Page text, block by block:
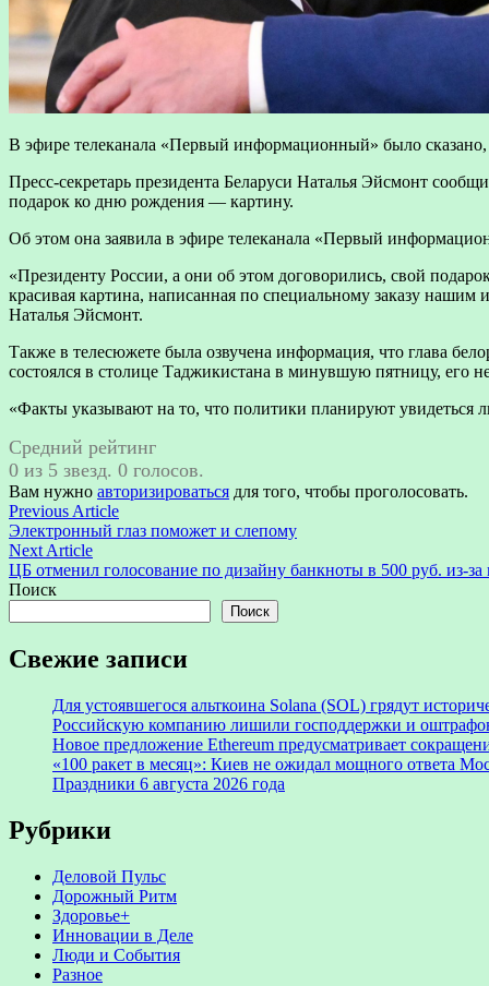
В эфире телеканала «Первый информационный» было
Пресс-секретарь президента Беларуси Наталья Эйсмонт
подарок ко дню рождения — картину.
Об этом она заявила в эфире телеканала «Первый
«Президенту России, а они об этом договорились, свой
красивая картина, написанная по специальному заказу
Наталья Эйсмонт.
Также в телесюжете была озвучена информация, что глава
состоялся в столице Таджикистана в минувшую пятницу, его
«Факты указывают на то, что политики планируют увидеться
Средний рейтинг
0 из 5 звезд. 0 голосов.
Вам нужно авторизироваться для того, чтобы проголосовать.
Навигация
по
записям
Previous ArticlePrevious
article:
Электронный глаз поможет и слепому
Next ArticleNext
article:
ЦБ отменил голосование по дизайну банкноты в 500 руб. из-за
Поиск
Поиск
Свежие записи
Для устоявшегося альткоина Solana (SOL) грядут
Российскую компанию лишили господдержки и
Новое предложение Ethereum предусматривает
«100 ракет в месяц»: Киев не ожидал мощного ответа
Праздники 6 августа 2026 года
Рубрики
Деловой Пульс
Дорожный Ритм
Здоровье+
Инновации в Деле
Люди и События
Разное